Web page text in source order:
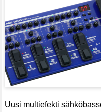
Uusi multiefekti